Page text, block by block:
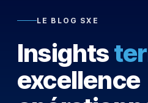
LE BLOG SXE
Insights
excellence